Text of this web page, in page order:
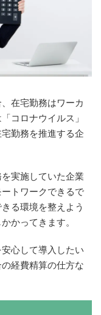
在宅勤務はワーカ
コロナウイルス」
勤務を推進する企
実施していた企業
トワークできるで
る環境を整えよう
かってきます。
心して導入したい
経費精算の仕方な